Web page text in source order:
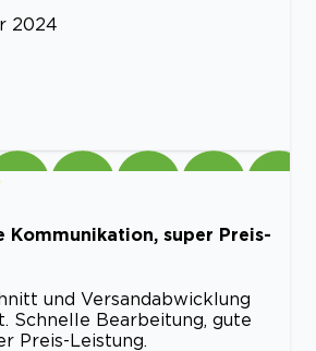
2024
Kommunikation, super Preis-
und Versandabwicklung
Schnelle Bearbeitung, gute
Preis-Leistung.